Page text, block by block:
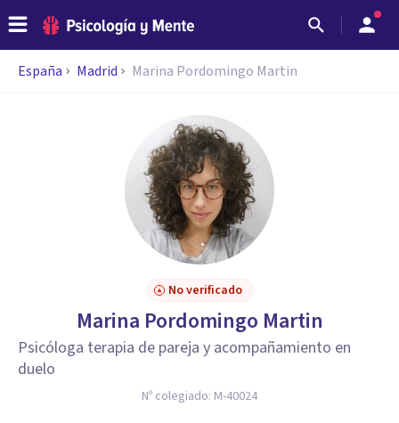
España Madrid Marina Pordomingo Martin
No verificado
Marina Pordomingo Martin
Psicóloga terapia de pareja y acompañamiento en
duelo
Nº colegiado: M-40024